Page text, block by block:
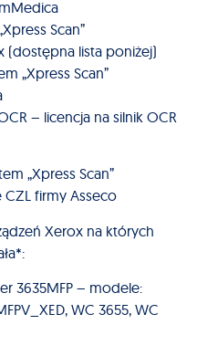
Scan”
(dostępna lista poniżej)
„Xpress Scan”
– licencja na silnik OCR
„Xpress Scan”
firmy Asseco
Xerox na których
3635MFP – modele:
WC 3655, WC